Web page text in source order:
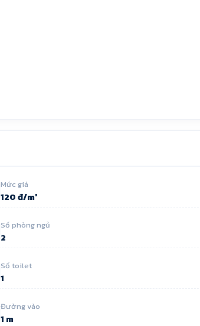
Mức giá
120 đ/m²
Số phòng ngủ
2
Số toilet
1
Đường vào
1 m